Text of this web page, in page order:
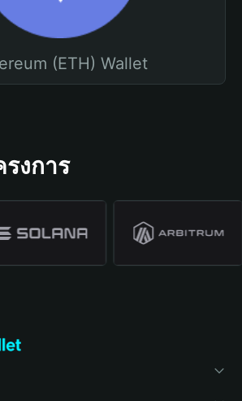
(ETH) Wallet
งการ